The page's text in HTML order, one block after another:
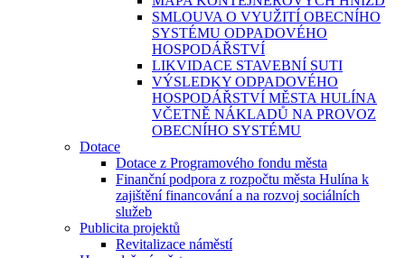
SMLOUVA O VYUŽITÍ OBECNÍHO
SYSTÉMU ODPADOVÉHO
HOSPODÁŘSTVÍ
LIKVIDACE STAVEBNÍ SUTI
VÝSLEDKY ODPADOVÉHO
HOSPODÁŘSTVÍ MĚSTA HULÍNA
VČETNĚ NÁKLADŮ NA PROVOZ
OBECNÍHO SYSTÉMU
Dotace
Dotace z Programového fondu města
Finanční podpora z rozpočtu města Hulína k
zajištění financování a na rozvoj sociálních
služeb
Publicita projektů
Revitalizace náměstí